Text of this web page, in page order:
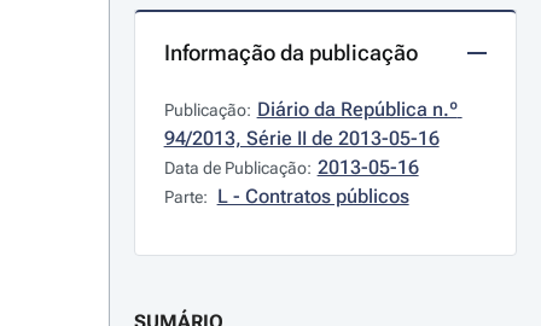
Informação da publicação
Publicação: Diário da República n.º
94/2013, Série II de 2013-05-16
Data de Publicação: 2013-05-16
Parte: L - Contratos públicos